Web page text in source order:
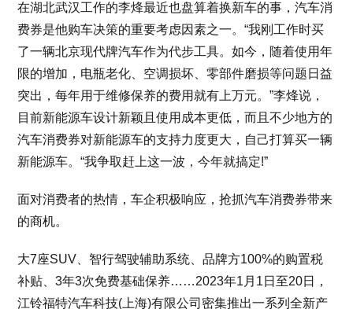
在湖北武汉工作的李烽最近也盘算着换新车的事，汽车消
费券是他购车决策的重要考虑因素之一。“我刚工作时买
了一辆北京现代牌汽车作为代步工具。如今，随着使用年
限的增加，电瓶老化、空调损坏、零部件磨损等问题日益
突出，每年用于维修保养的费用就有上万元。”李烽说，
目前新能源车设计新颖且使用成本更低，而且不少地方的
汽车消费券对新能源车的支持力度更大，自己打算买一辆
新能源车。“我争取赶上这一波，今年就搞定!”
面对消费者的热情，车企积极响应，抢抓汽车消费券带来
的商机。
大7座SUV、智行驾驶辅助系统、品牌方100%的购置税
补贴、3年3次免费基础保养……2023年1月1日至20日，
江铃福特汽车科技(上海)有限公司密集推出一系列全新产